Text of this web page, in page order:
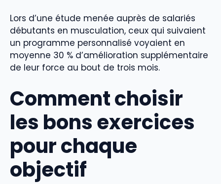
Lors d’une étude menée auprès de salariés
débutants en musculation, ceux qui suivaient
un programme personnalisé voyaient en
moyenne 30 % d’amélioration supplémentaire
de leur force au bout de trois mois.
Comment choisir
les bons exercices
pour chaque
objectif